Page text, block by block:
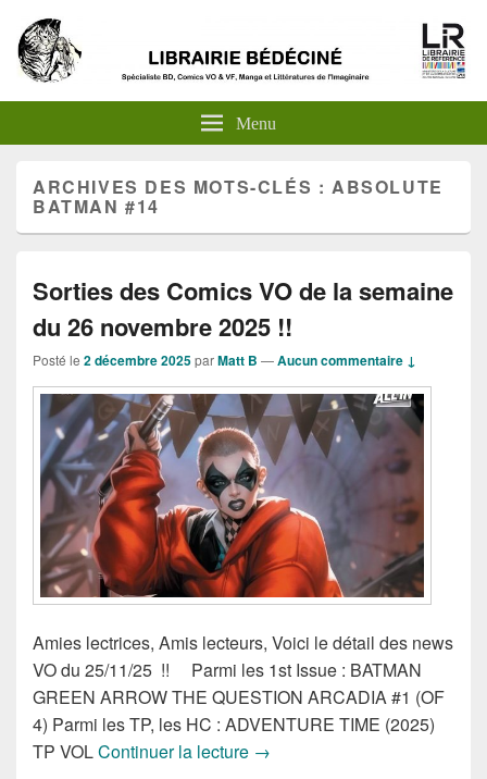
Menu
ARCHIVES DES MOTS-CLÉS : ABSOLUTE
BATMAN #14
Sorties des Comics VO de la semaine
du 26 novembre 2025 !!
Posté le 2 décembre 2025parMatt B —Aucun commentaire ↓
Amies lectrices, Amis lecteurs, Voici le détail des news
VO du 25/11/25 !! Parmi les 1st Issue : BATMAN
GREEN ARROW THE QUESTION ARCADIA #1 (OF
4) Parmi les TP, les HC : ADVENTURE TIME (2025)
TP VOLContinuer la lecture Sorties des Comics VO de la
→